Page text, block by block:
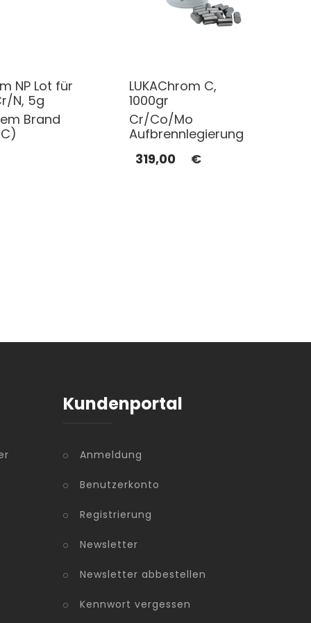
NP Lot für
N, 5g
Brand
LUKAChrom C,
1000gr
Cr/Co/Mo
Aufbrennlegierung
319,00
€
Kundenportal
Anmeldung
Benutzerkonto
Registrierung
Newsletter
Newsletter abbestellen
Kennwort vergessen